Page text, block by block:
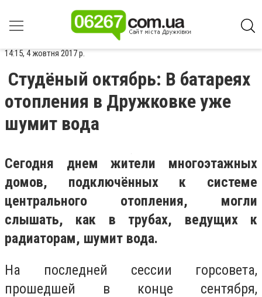
14:15, 4 жовтня 2017 р.
Студёный октябрь: В батареях
отопления в Дружковке уже
шумит вода
Сегодня днем жители многоэтажных
домов, подключённых к системе
центрального отопления, могли
слышать, как в трубах, ведущих к
радиаторам, шумит вода.
На последней сессии горсовета,
прошедшей в конце сентября,